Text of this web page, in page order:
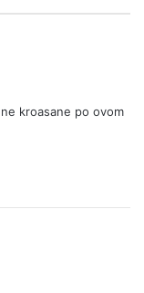
kroasane po ovom